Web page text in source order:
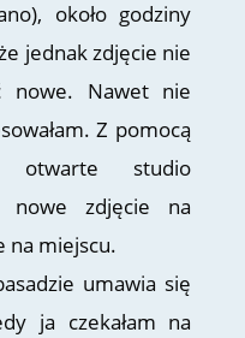
około godziny
jednak zdjęcie nie
nowe. Nawet nie
Z pomocą
otwarte studio
nowe zdjęcie na
na miejscu.
umawia się
ja czekałam na